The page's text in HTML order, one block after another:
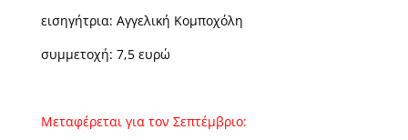
εισηγήτρια: Αγγελική Κομποχόλη
συμμετοχή: 7,5 ευρώ
Μεταφέρεται για τον Σεπτέμβριο: